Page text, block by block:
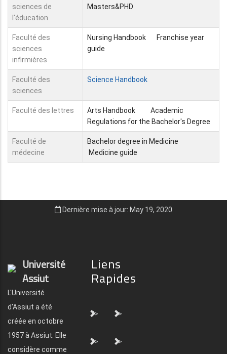
sciences de
l'éducation
Masters&PHD
Faculté des
sciences
infirmières
Nursing Handbook
Franchise year
guide
Faculté des
sciences
Science Handbook
Faculté des lettres Arts Handbook
Academic
Regulations for the Bachelor's Degree
Faculté de
médecine
Bachelor degree in Medicine
Medicine guide
Dernière mise à jour: May 19, 2020
Université
Assiut
L'Université
d'Assiut a été
créée en octobre
1957 à Assiut. Elle
considère comme
Liens
Rapides
"> ">
"> ">